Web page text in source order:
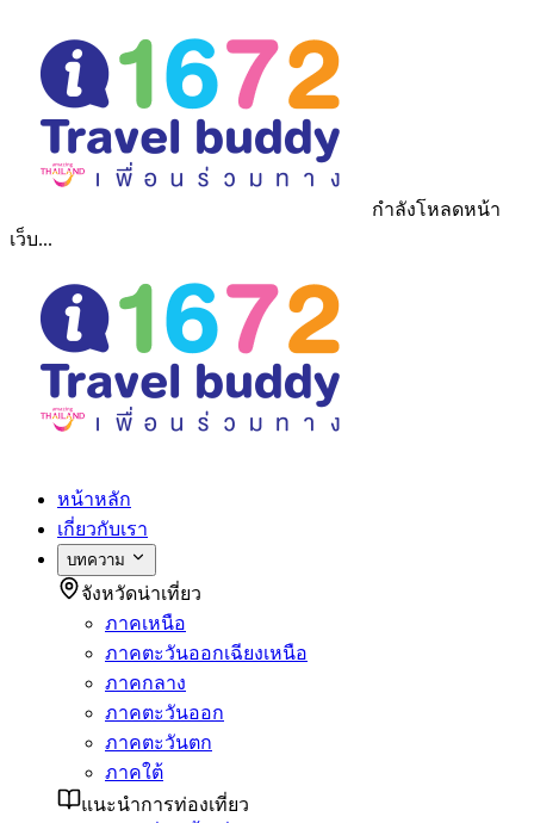
กำลังโหลดหน้า
เว็บ...
หน้าหลัก
เกี่ยวกับเรา
บทความ
จังหวัดน่าเที่ยว
ภาคเหนือ
ภาคตะวันออกเฉียงเหนือ
ภาคกลาง
ภาคตะวันออก
ภาคตะวันตก
ภาคใต้
แนะนำการท่องเที่ยว